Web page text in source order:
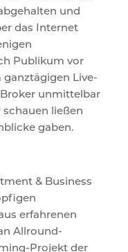
und
das Internet
Publikum vor
ganztägigen Live-
unmittelbar
ließen
gaben.
& Business
erfahrenen
Allround-
Projekt der